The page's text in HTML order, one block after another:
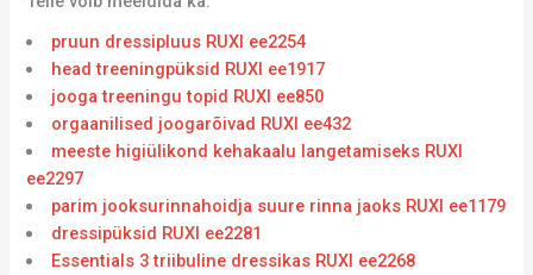
pruun dressipluus RUXI ee2254
head treeningpüksid RUXI ee1917
jooga treeningu topid RUXI ee850
orgaanilised joogarõivad RUXI ee432
meeste higiülikond kehakaalu langetamiseks RUXI
ee2297
parim jooksurinnahoidja suure rinna jaoks RUXI ee1179
dressipüksid RUXI ee2281
Essentials 3 triibuline dressikas RUXI ee2268